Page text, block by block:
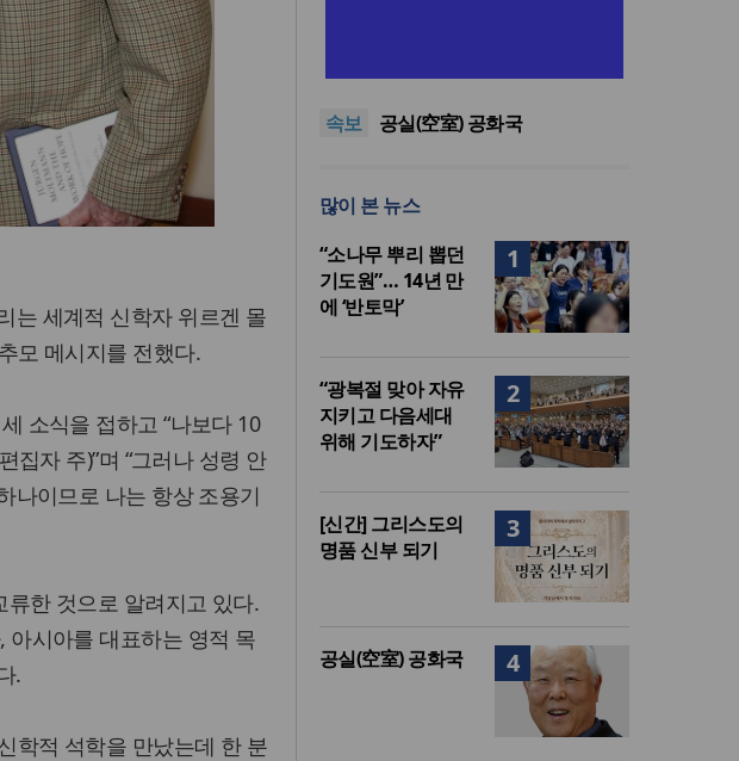
는 세계적 신학자 위르겐 몰
모 메시지를 전했다.
소식을 접하고 “나보다 10
집자 주)”며 “그러나 성령 안
나이므로 나는 항상 조용기
한 것으로 알려지고 있다.
아시아를 대표하는 영적 목
.
학적 석학을 만났는데 한 분
속보
회, 대전서 열린다
공실(空室) 공화국
시장 담은 로컬 매거진 ‘포항집’
“광복절 맞아 자유 지키고 다음
세대 위해 기도하자”
많이 본 뉴스
1
“소나무 뿌리 뽑던
기도원”… 14년 만
에 ‘반토막’
2
“광복절 맞아 자유
지키고 다음세대
위해 기도하자”
3
[신간] 그리스도의
명품 신부 되기
4
공실(空室) 공화국